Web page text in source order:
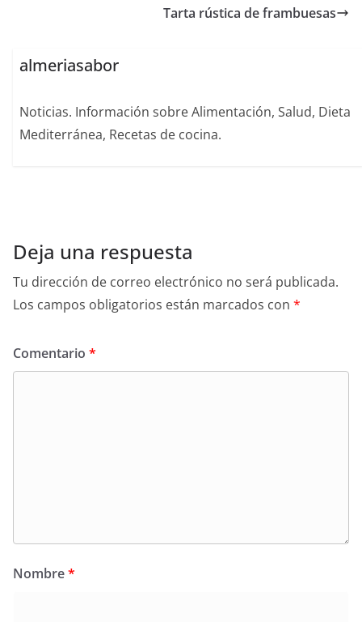
Tarta rústica de frambuesas
almeriasabor
Noticias. Información sobre Alimentación, Salud, Dieta
Mediterránea, Recetas de cocina.
Deja una respuesta
Tu dirección de correo electrónico no será publicada.
Los campos obligatorios están marcados con *
Comentario *
Nombre*